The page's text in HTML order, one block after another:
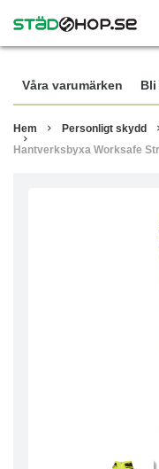
Våra varumärken Bli
Hem Personligt skydd
Hantverksbyxa Worksafe